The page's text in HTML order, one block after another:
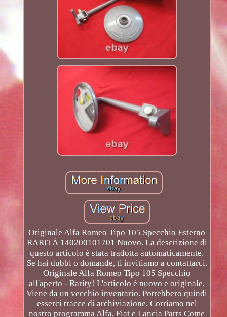
Originale Alfa Romeo Tipo 105 Specchio Esterno
RARITÀ 140200101701 Nuovo. La descrizione di
questo articolo è stata tradotta automaticamente.
Se hai dubbi o domande, ti invitiamo a contattarci.
Originale Alfa Romeo Tipo 105 Specchio
all'aperto - Rarity! L'articolo è nuovo e originale.
Viene da un vecchio inventario. Potrebbero quindi
esserci tracce di archiviazione. Corriamo nel
nostro programma Alfa, Fiat e Lancia Parts Come